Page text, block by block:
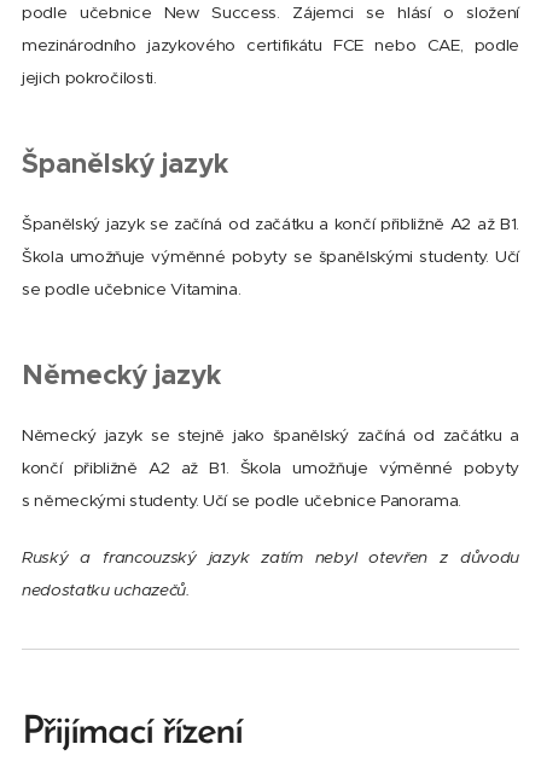
podle učebnice New Success. Zájemci se hlásí o složení
mezinárodního jazykového certifikátu FCE nebo CAE, podle
jejich pokročilosti.
Španělský jazyk
Španělský jazyk se začíná od začátku a končí přibližně A2 až B1.
Škola umožňuje výměnné pobyty se španělskými studenty. Učí
se podle učebnice Vitamina.
Německý jazyk
Německý jazyk se stejně jako španělský začíná od začátku a
končí přibližně A2 až B1. Škola umožňuje výměnné pobyty
s německými studenty. Učí se podle učebnice Panorama.
Ruský a francouzský jazyk zatím nebyl otevřen z důvodu
nedostatku uchazečů.
Přijímací řízení